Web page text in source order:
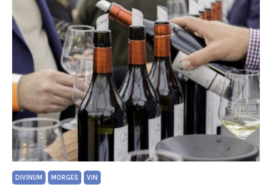
DIVINUM MORGES VIN